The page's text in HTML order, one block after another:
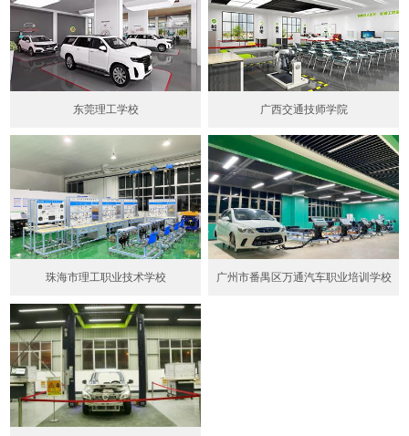
东莞理工学校 广西交通技师学院
珠海市理工职业技术学校 广州市番禺区万通汽车职业培训学校